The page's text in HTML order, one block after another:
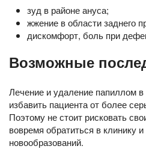
зуд в районе ануса;
жжение в области заднего
дискомфорт, боль при
Возможные
Лечение и удаление папиллом
избавить пациента от более
Поэтому не стоит рисковать
вовремя обратиться в клинику
новообразований.